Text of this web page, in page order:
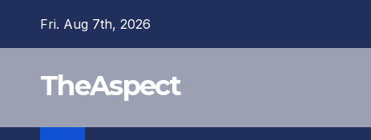
Fri. Aug 7th, 2026
TheAspect